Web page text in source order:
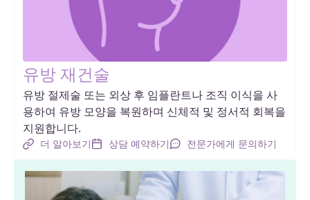
유방 재건술
유방 절제술 또는 외상 후 임플란트나 조직 이식을 사
용하여 유방 모양을 복원하며 신체적 및 정서적 회복을
지원합니다.
더 알아보기 상담 예약하기 전문가에게 문의하기